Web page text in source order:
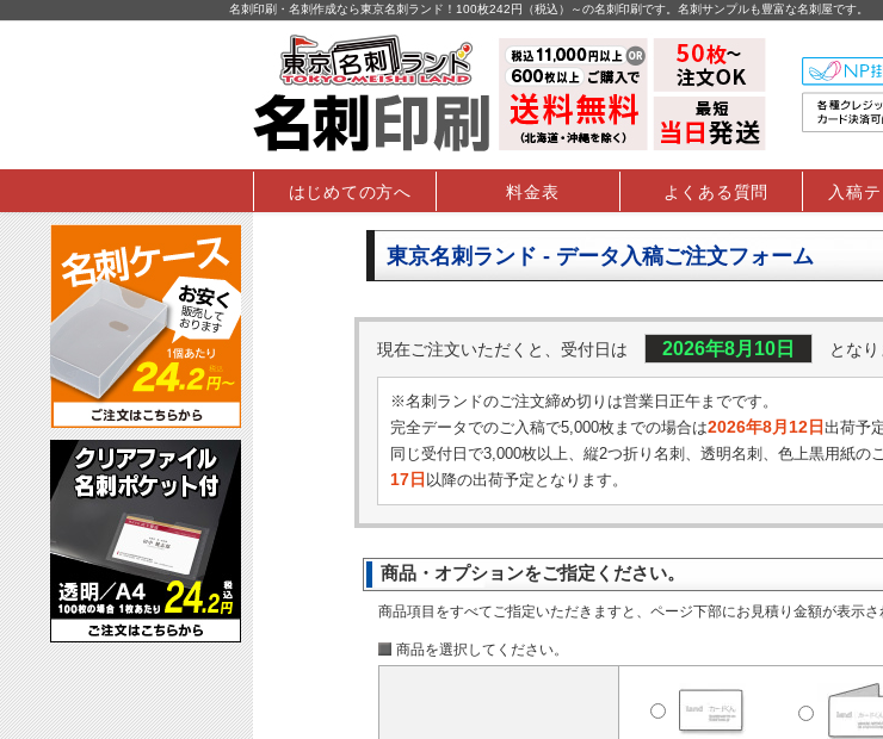
名刺印刷・名刺作成なら東京名刺ランド！100枚242円（税込）～の名刺印刷です。名刺サンプルも豊富な名刺屋です。
はじめての方へ 料金表 よくある質問 入稿
東京名刺ランド - データ入稿ご注文フォーム
現在ご注文いただくと、受付日は 2026年8月10日 となり
※名刺ランドのご注文締め切りは営業日正午までです。
完全データでのご入稿で5,000枚までの場合は2026年8月12日 出荷予定
同じ受付日で3,000枚以上、縦2つ折り名刺、透明名刺、 色上黒用紙の
17日 以降の出荷予定となります。
商品・オプションをご指定ください。
商品項目をすべてご指定いただきますと、ページ下部にお見積り金額が表示さ
商品を選択してください。